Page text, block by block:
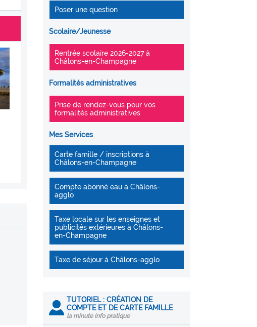
Poser une question
Scolaire/Jeunesse
Rentrée scolaire 2026-2027 à
Châlons-en-Champagne
Formalités administratives
Prise de rendez-vous pour vos
formalités administratives
Mes Services
Carte famille / inscriptions à
Châlons-en-Champagne
Compte abonné eau à Châlons-
agglo
Taxe locale sur les enseignes et
publicités extérieures à Châlons-
en-Champagne
Taxe de séjour à Châlons-agglo
TUTORIEL : CRÉATION DE
COMPTE ET DE CARTE FAMILLE
la minute info pratique